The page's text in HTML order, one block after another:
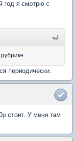
год я смотрю с
периодически.
стоит. У меня там